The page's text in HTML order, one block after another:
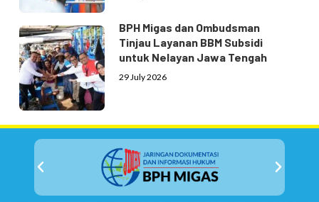
BPH Migas dan Ombudsman
Tinjau Layanan BBM Subsidi
untuk Nelayan Jawa Tengah
29 July 2026